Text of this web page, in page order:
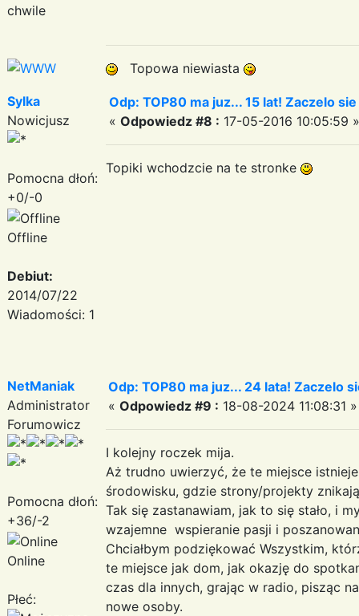
chwile
Topowa niewiasta
Sylka
Nowicjusz
Pomocna dłoń:
+0/-0
Offline
Debiut:
2014/07/22
Wiadomości: 1
Odp: TOP80 ma juz... 15 lat! Zaczelo
« Odpowiedz #8 : 17-05-2016 10:05:59 »
Topiki wchodzcie na te stronke
NetManiak
Administrator
Forumowicz
Pomocna dłoń:
+36/-2
Online
Płeć:
Odp: TOP80 ma juz... 24 lata! Zaczelo
« Odpowiedz #9 : 18-08-2024 11:08:31 »
I kolejny roczek mija.
Aż trudno uwierzyć, że te miejsce
środowisku, gdzie strony/projekty
Tak się zastanawiam, jak to się stało, i
wzajemne wspieranie pasji i
Chciałbym podziękować Wszystkim,
te miejsce jak dom, jak okazję do
czas dla innych, grając w radio, pisząc
nowe osoby.